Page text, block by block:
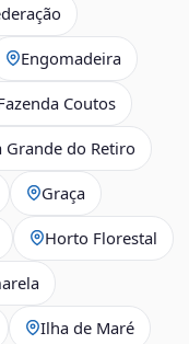
Engomadeira
Coutos
Grande do Retiro
Graça
Horto Florestal
Ilha de Maré